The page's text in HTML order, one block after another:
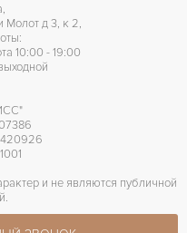
Молот д 3, к 2,
10:00 - 19:00
и не являются публичной